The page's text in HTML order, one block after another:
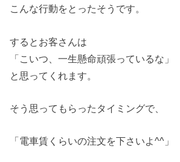
こんな行動をとったそうです。
するとお客さんは
「こいつ、一生懸命頑張っているな」
と思ってくれます。
そう思ってもらったタイミングで、
「電車賃くらいの注文を下さいよ^^」